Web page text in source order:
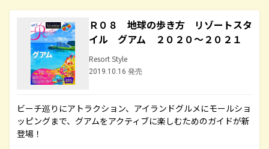
Ｒ０８ 地球の歩き方 リゾートスタ
イル グアム ２０２０～２０２１
Resort Style
2019.10.16 発売
ビーチ巡りにアトラクション、アイランドグルメにモールショ
ッピングまで、グアムをアクティブに楽しむためのガイドが新
登場！